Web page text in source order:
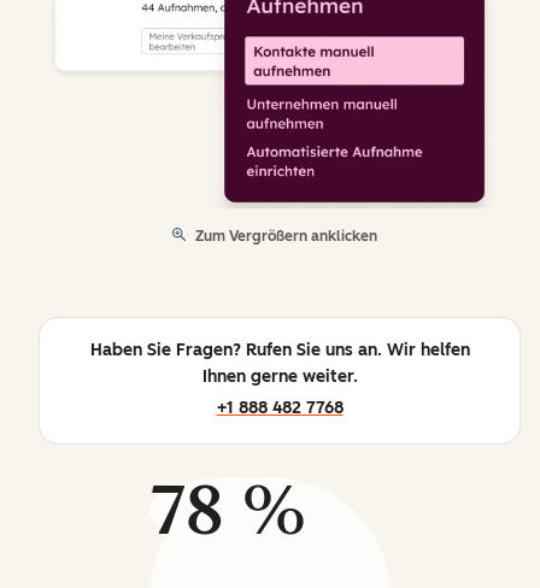
Zum Vergrößern anklicken
Haben Sie Fragen? Rufen Sie uns an. Wir helfen
Ihnen gerne weiter.
+1 888 482 7768
78 %